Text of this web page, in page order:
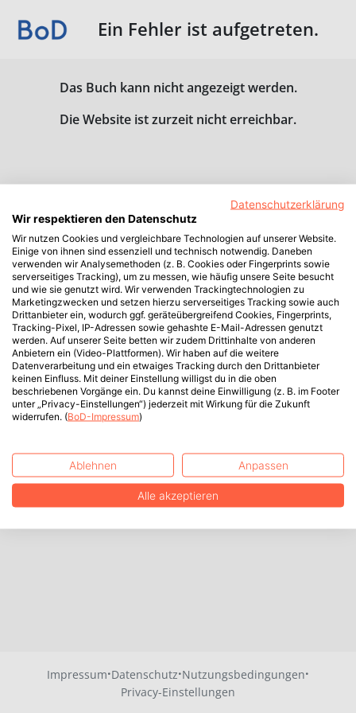
Ein Fehler ist aufgetreten.
Das Buch kann nicht angezeigt werden.
Die Website ist zurzeit nicht erreichbar.
Impressum·Datenschutz·Nutzungsbedingungen·
Privacy-Einstellungen
Datenschutzerklärung
Wir respektieren den Datenschutz
Wir nutzen Cookies und vergleichbare Technologien auf unserer Website.
Einige von ihnen sind essenziell und technisch notwendig. Daneben
verwenden wir Analysemethoden (z. B. Cookies oder Fingerprints sowie
serverseitiges Tracking), um zu messen, wie häufig unsere Seite besucht
und wie sie genutzt wird. Wir verwenden Trackingtechnologien zu
Marketingzwecken und setzen hierzu serverseitiges Tracking sowie auch
Drittanbieter ein, wodurch ggf. geräteübergreifend Cookies, Fingerprints,
Tracking-Pixel, IP-Adressen sowie gehashte E-Mail-Adressen genutzt
werden. Auf unserer Seite betten wir zudem Drittinhalte von anderen
Anbietern ein (Video-Plattformen). Wir haben auf die weitere
Datenverarbeitung und ein etwaiges Tracking durch den Drittanbieter
keinen Einfluss. Mit deiner Einstellung willigst du in die oben
beschriebenen Vorgänge ein. Du kannst deine Einwilligung (z. B. im Footer
unter „Privacy-Einstellungen“) jederzeit mit Wirkung für die Zukunft
widerrufen. (BoD-Impressum)
Ablehnen Anpassen
Alle akzeptieren